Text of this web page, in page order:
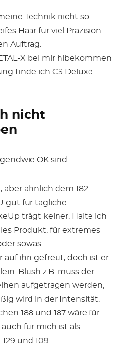
Technik nicht so
Haar für viel Präzision
Auftrag.
X bei mir hibekommen
finde ich CS Deluxe
nicht
OK sind:
aber ähnlich dem 182
gut für tägliche
trägt keiner. Halte ich
Produkt, für extremes
sowas
auf ihn gefreut, doch ist er
Blush z.B. muss der
aufgetragen werden,
wird in der Intensität.
188 und 187 wäre für
auch für mich ist als
und 109